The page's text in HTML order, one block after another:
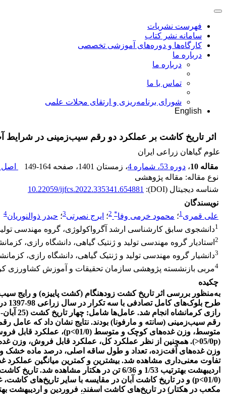
فهرست نشریات
سامانه نشر کتاب
کارگاه‌ها و دوره‌های آموزشی تخصصی
درباره ما
درباره ما
تماس با ما
شورای برنامه‌ریزی و ارتقای مجلات علمی
English
اثر تاریخ کاشت بر عملکرد دو رقم سیب‌زمینی در شرایط
علوم گیاهان زراعی ایران
مقاله 10
، دوره 53، شماره 4 ، زمستان 1401 ، صفحه 149-164
اصل
نوع مقاله: مقاله پژوهشی
شناسه دیجیتال (DOI):
10.22059/ijfcs.2022.335341.654881
نویسندگان
علی قمری1؛ محمود خرمی وفا*
2؛ ایرج نصرتی3؛ حیدر ذوالنوریان4
1دانشجوی سابق کارشناسی ارشد آگرواکولوژی، گروه مهندسی
2 استادیار گروه مهندسی تولید و ژنتیک گیاهی، دانشگاه رازی،
3دانشیار گروه مهندسی تولید و ژنتیک گیاهی، دانشگاه رازی،
4مربی بازنشسته پژوهشی سازمان تحقیقات و آموزش کشاورزی
چکیده
به‌منظور بررسی اثر تاریخ‌ کشت زودهنگام (کشت پاییزه) و رایج
طرح
رازی کرمانشاه انجام شد. عامل‌ها شامل: چهار تاریخ کشت (25 آبان- 25 اسفند- 2 فروردین
رقم سیب‌زمینی (سانته و مارفونا) بودند. نتایج نشان داد که عامل
متوسط، وزن غده‌های کوچک و متوسط (01/0>
p)، عملکرد قابل
(05/0
p<
). همچنین از نظر عملکرد کل، عملکرد قابل فروش، وزن
وزن غده‌های آفت‌زده، تعداد و طول ساقه اصلی، درصد ماده خشک
تفاوت معنی‌داری مشاهده شد. بیشترین و کمترین میانگین عملکرد
اردیبهشت به
ترتیب 1/53 و 6/36 تن در هکتار مشاهده شد.
(01/0>
p) و در تاریخ کاشت آبان در مقایسه با سایر تاریخ‌های
مکعب در هکتار) در تاریخ‌های کاشت اسفند، فروردین و اردیبهشت به